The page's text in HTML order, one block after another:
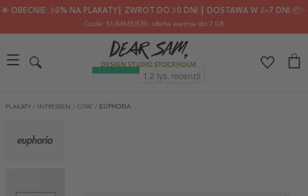
🌟 OBECNIE: 30% NA PLAKATY┃ ZWROT DO 30 DNI ┃ DOSTAWA W 2–7 DNI 📦✨
Code: SUMMER30, oferta ważna do 7.08
PLAKATY / INTRESSEN / CITAT / EUPHORIA